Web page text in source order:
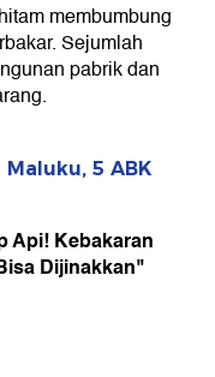
membumbung
Sejumlah
pabrik dan
5 ABK
Api! Kebakaran
Dijinakkan"